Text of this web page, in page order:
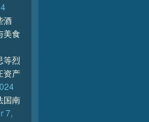
酒
美食
等烈
资产
国南
7,